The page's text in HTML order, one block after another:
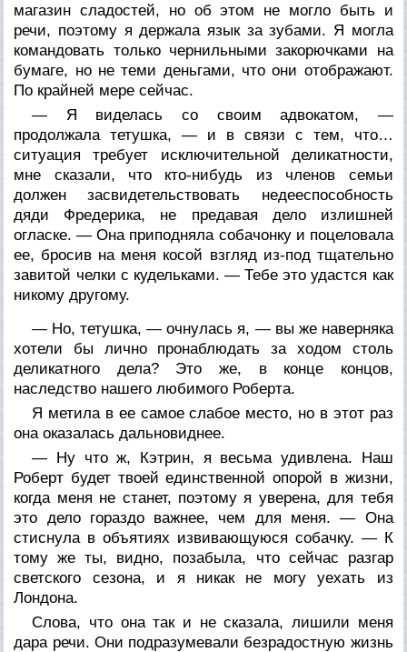
магазин сладостей, но об этом не могло быть и
речи, поэтому я держала язык за зубами. Я могла
командовать только чернильными закорючками на
бумаге, но не теми деньгами, что они отображают.
По крайней мере сейчас.
— Я виделась со своим адвокатом, —
продолжала тетушка, — и в связи с тем, что…
ситуация требует исключительной деликатности,
мне сказали, что кто-нибудь из членов семьи
должен засвидетельствовать недееспособность
дяди Фредерика, не предавая дело излишней
огласке. — Она приподняла собачонку и поцеловала
ее, бросив на меня косой взгляд из-под тщательно
завитой челки с кудельками. — Тебе это удастся как
никому другому.
— Но, тетушка, — очнулась я, — вы же наверняка
хотели бы лично пронаблюдать за ходом столь
деликатного дела? Это же, в конце концов,
наследство нашего любимого Роберта.
Я метила в ее самое слабое место, но в этот раз
она оказалась дальновиднее.
— Ну что ж, Кэтрин, я весьма удивлена. Наш
Роберт будет твоей единственной опорой в жизни,
когда меня не станет, поэтому я уверена, для тебя
это дело гораздо важнее, чем для меня. — Она
стиснула в объятиях извивающуюся собачку. — К
тому же ты, видно, позабыла, что сейчас разгар
светского сезона, и я никак не могу уехать из
Лондона.
Слова, что она так и не сказала, лишили меня
дара речи. Они подразумевали безрадостную жизнь